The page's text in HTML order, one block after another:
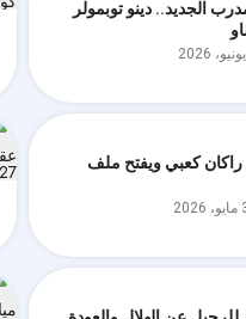
الجديد.. دينو توبمولر
كعبي ويفتح ملف